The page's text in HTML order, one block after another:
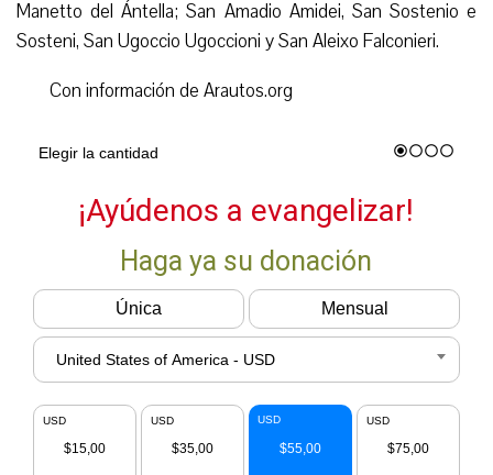
Manetto del Ántella; San Amadio Amidei, San Sostenio e
Sosteni, San Ugoccio Ugoccioni y San Aleixo Falconieri.
Con información de Arautos.org